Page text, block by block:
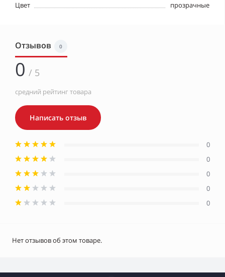
Цвет
прозрачные
Отзывов 0
0 / 5
средний рейтинг товара
Написать отзыв
0
0
0
0
0
Нет отзывов об этом товаре.